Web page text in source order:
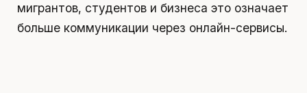
мигрантов, студентов и бизнеса это означает
больше коммуникации через онлайн-сервисы.